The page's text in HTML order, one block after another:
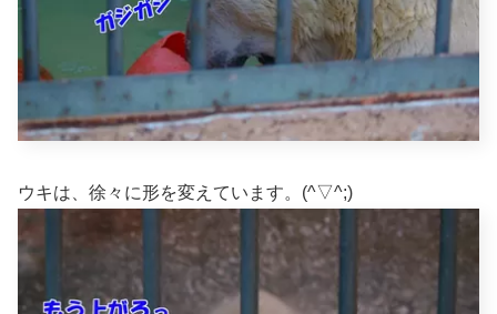
ウキは、徐々に形を変えています。(^▽^;)